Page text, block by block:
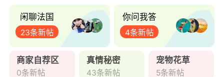
闲聊法国
23条新帖
你问我答
4条新帖
商家自荐区
0条新帖
真情秘密
43条新帖
宠物花草
5条新帖